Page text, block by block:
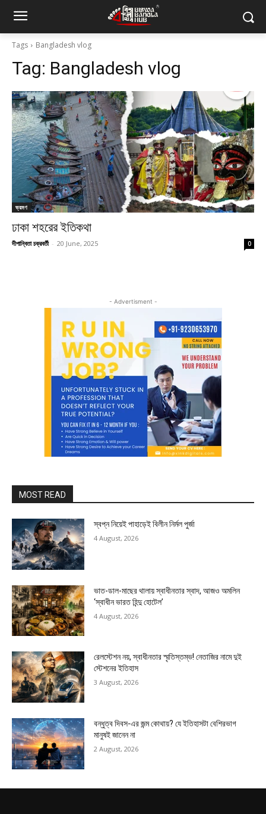
Tags Bangladesh vlog
Tag: Bangladesh vlog
ভ্রমণ
ঢাকা শহরের ইতিকথা
দীপান্বিতা চক্রবর্তী - 20 June, 2025 0
- Advertisment -
MOST READ
স্বপ্ন নিয়েই পাহাড়েই বিলীন নির্মল পুর্জা
4 August, 2026
ভাত-ডাল-মাছের থালায় স্বাধীনতার স্বাদ, আজও অমলিন
‘স্বাধীন ভারত হিন্দু হোটেল’
4 August, 2026
রেলস্টেশন নয়, স্বাধীনতার স্মৃতিস্তম্ভ! নেতাজির নামে দুই
স্টেশনের ইতিহাস
3 August, 2026
বন্ধুত্ব দিবস-এর জন্ম কোথায়? যে ইতিহাসটা বেশিরভাগ
মানুষই জানেন না
2 August, 2026